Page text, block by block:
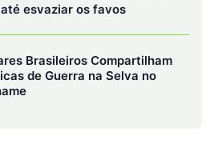
e requer atendimento
Francês ao veterinário para